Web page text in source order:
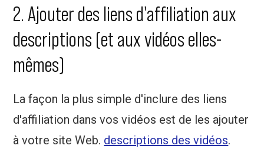
2. Ajouter des liens d'affiliation aux
descriptions (et aux vidéos elles-
mêmes)
La façon la plus simple d'inclure des liens
d'affiliation dans vos vidéos est de les ajouter
à votre site Web. descriptions des vidéos.